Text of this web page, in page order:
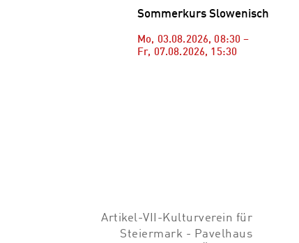
Sommerkurs Slowenisch
Mo, 03.08.2026, 08:30 –
Fr, 07.08.2026, 15:30
Artikel-VII-Kulturverein für
Steiermark - Pavelhaus